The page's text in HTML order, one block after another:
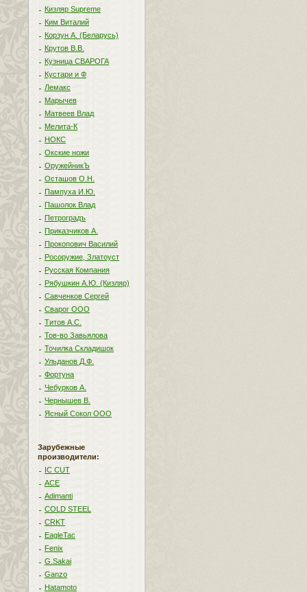
Кизляр Supreme
Ким Виталий
Корзун А. (Беларусь)
Крутов В.В.
Кузница СВАРОГА
Кустари и Ф
Лемакс
Марычев
Матвеев Влад
Мелита-К
НОКС
Окские ножи
ОружейникЪ
Осташов О.Н.
Пампуха И.Ю.
Пашолок Влад
Петроградъ
Приказчиков А.
Прокопович Василий
Росоружие, Златоуст
Русская Компания
Рябушкин А.Ю. (Кизляр)
Савченков Сергей
Сварог ООО
Титов А.С.
Тов-во Завьялова
Точилка Складишок
Ульданов Д.Ф.
Фортуна
Чебурков А.
Чернышев В.
Ясный Сокол ООО
Зарубежные
производители:
IC CUT
ACE
Adimanti
COLD STEEL
CRKT
EagleTac
Fenix
G.Sakai
Ganzo
Hatamoto